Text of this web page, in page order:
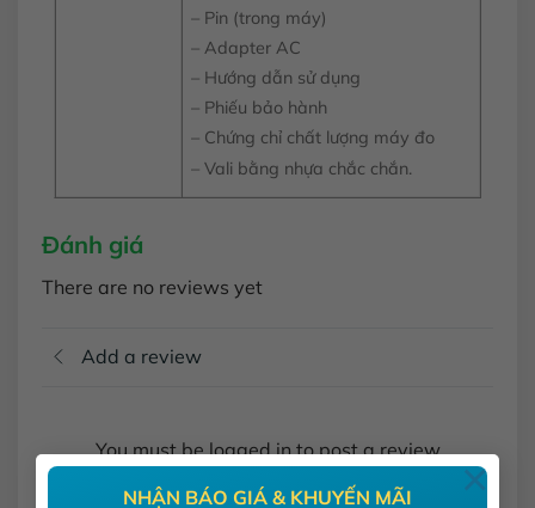
NHẬN BÁO GIÁ & KHUYẾN MÃI ×
– Pin (trong máy)
– Adapter AC
– Hướng dẫn sử dụng
– Phiếu bảo hành
– Chứng chỉ chất lượng máy đo
– Vali bằng nhựa chắc chắn.
Đánh giá
There are no reviews yet
Add a review
You must be logged in to post a review